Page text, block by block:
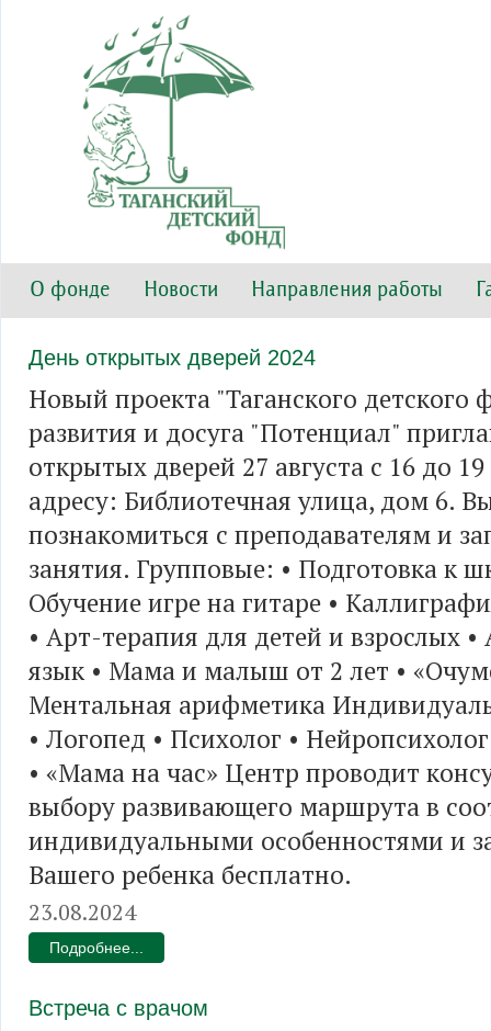
О фонде Новости Направления работы
День открытых дверей 2024
Новый проекта "Таганского детского
развития и досуга "Потенциал"
открытых дверей 27 августа с 16 до
адресу: Библиотечная улица, дом 6.
познакомиться с преподавателям и
занятия. Групповые: • Подготовка к
Обучение игре на гитаре •
• Арт-терапия для детей и взрослых
язык • Мама и малыш от 2 лет •
Ментальная арифметика
• Логопед • Психолог •
• «Мама на час» Центр проводит
выбору развивающего маршрута в
индивидуальными особенностями и
Вашего ребенка бесплатно.
23.08.2024
Подробнее...
Встреча с врачом